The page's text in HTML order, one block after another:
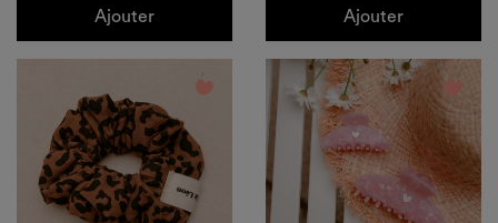
Ajouter Ajouter
favorite_border